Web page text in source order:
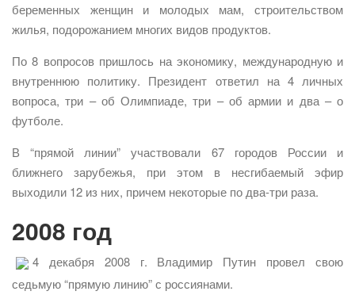
беременных женщин и молодых мам, строительством
жилья, подорожанием многих видов продуктов.
По 8 вопросов пришлось на экономику, международную и
внутреннюю политику. Президент ответил на 4 личных
вопроса, три – об Олимпиаде, три – об армии и два – о
футболе.
В “прямой линии” участвовали 67 городов России и
ближнего зарубежья, при этом в несгибаемый эфир
выходили 12 из них, причем некоторые по два-три раза.
2008 год
4 декабря 2008 г. Владимир Путин провел свою
седьмую “прямую линию” с россиянами.